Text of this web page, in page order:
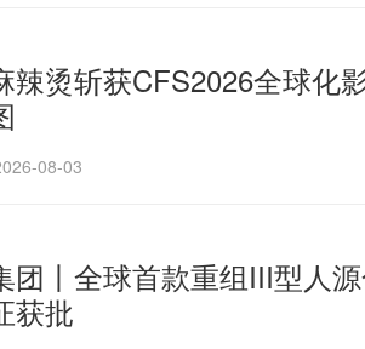
辣烫斩获CFS2026全球化
08-03
团丨全球首款重组III型人
获批